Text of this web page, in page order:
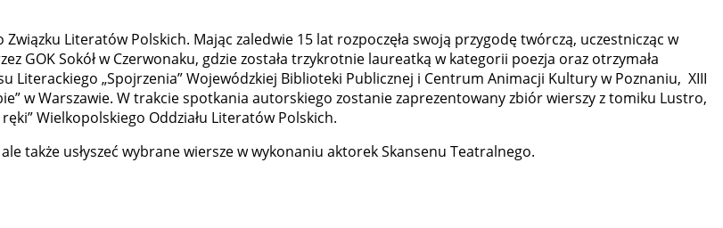
Związku Literatów Polskich. Mając zaledwie 15 lat rozpoczęła swoją przygodę twórczą, uczestnicząc w
GOK Sokół w Czerwonaku, gdzie została trzykrotnie laureatką w kategorii poezja oraz otrzymała
Literackiego „Spojrzenia” Wojewódzkiej Biblioteki Publicznej i Centrum Animacji Kultury w Poznaniu, XIII
w Warszawie. W trakcie spotkania autorskiego zostanie zaprezentowany zbiór wierszy z tomiku Lustro,
Wielkopolskiego Oddziału Literatów Polskich.
także usłyszeć wybrane wiersze w wykonaniu aktorek Skansenu Teatralnego.